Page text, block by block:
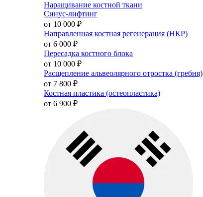
Наращивание костной ткани
Синус-лифтинг
от 10 000 ₽
Направленная костная регенерация (НКР)
от 6 000 ₽
Пересадка костного блока
от 10 000 ₽
Расщепление альвеолярного отростка (гребня)
от 7 800 ₽
Костная пластика (остеопластика)
от 6 900 ₽